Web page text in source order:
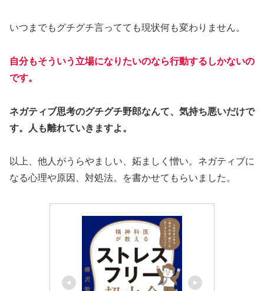
いつまでもグチグチ言ってても現状何も変わりません。
自分もそういう立場になりたいのなら行動するしかないの
です。
ネガティブ思考のグチグチ野郎なんて、気持ち悪いだけで
す。人も離れていきますよ。
以上、他人がうらやましい、妬ましく憎い。ネガティブに
なる心理や原因、対処法。を書かせてもらいました。